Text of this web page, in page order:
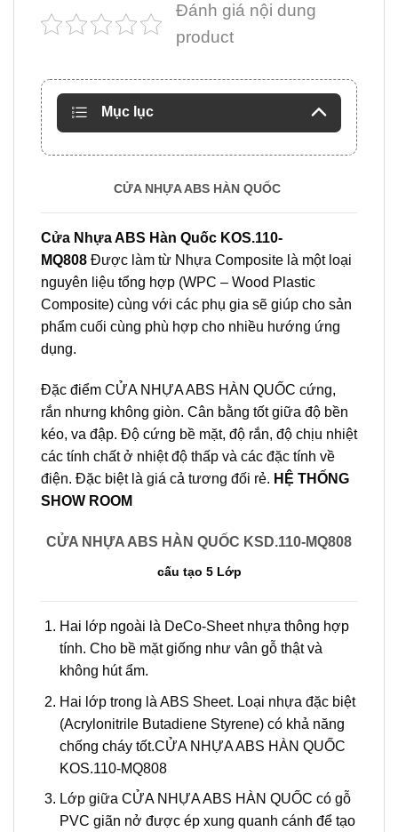
Đánh giá nội dung
product
Mục lục
CỬA NHỰA ABS HÀN QUỐC
Cửa Nhựa ABS Hàn Quốc KOS.110-
MQ808 Được làm từ Nhựa Composite là một loại
nguyên liệu tổng hợp (WPC – Wood Plastic
Composite) cùng với các phụ gia sẽ giúp cho sản
phẩm cuối cùng phù hợp cho nhiều hướng ứng
dụng.
Đặc điểm CỬA NHỰA ABS HÀN QUỐC cứng,
rắn nhưng không giòn. Cân bằng tốt giữa độ bền
kéo, va đập. Độ cứng bề mặt, độ rắn, độ chịu nhiệt
các tính chất ở nhiệt độ thấp và các đặc tính về
điện. Đặc biệt là giá cả tương đối rẻ. HỆ THỐNG
SHOW ROOM
CỬA NHỰA ABS HÀN QUỐC KSD.110-MQ808
cấu tạo 5 Lớp
Hai lớp ngoài là DeCo-Sheet nhựa thông hợp
tính. Cho bề mặt giống như vân gỗ thật và
không hút ẩm.
Hai lớp trong là ABS Sheet. Loại nhựa đặc biệt
(Acrylonitrile Butadiene Styrene) có khả năng
chống cháy tốt.CỬA NHỰA ABS HÀN QUỐC
KOS.110-MQ808
Lớp giữa CỬA NHỰA ABS HÀN QUỐC có gỗ
PVC giãn nở được ép xung quanh cánh để tạo